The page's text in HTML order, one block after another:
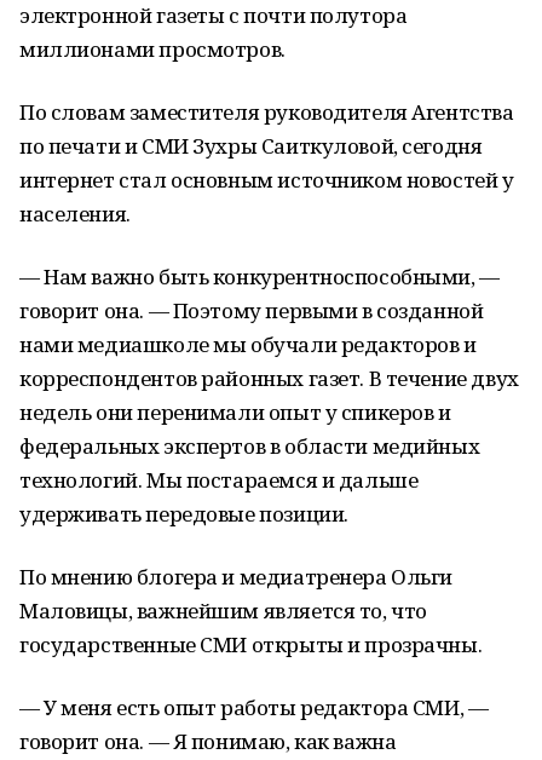
электронной газеты с почти полутора
миллионами просмотров.
По словам заместителя руководителя Агентства
по печати и СМИ Зухры Саиткуловой, сегодня
интернет стал основным источником новостей у
населения.
— Нам важно быть конкурентноспособными, —
говорит она. — Поэтому первыми в созданной
нами медиашколе мы обучали редакторов и
корреспондентов районных газет. В течение двух
недель они перенимали опыт у спикеров и
федеральных экспертов в области медийных
технологий. Мы постараемся и дальше
удерживать передовые позиции.
По мнению блогера и медиатренера Ольги
Маловицы, важнейшим является то, что
государственные СМИ открыты и прозрачны.
— У меня есть опыт работы редактора СМИ, —
говорит она. — Я понимаю, как важна